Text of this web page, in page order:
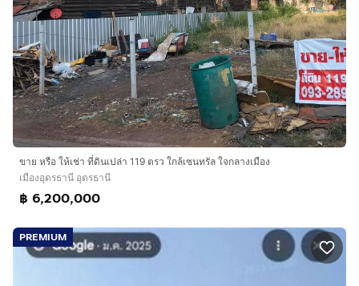
ขาย หรือ ให้เช่า ที่ดินเปล่า 119 ตรว ใกล้เซนทรัล ใจกลางเมือง
เมืองอุดรธานี อุดรธานี
฿ 6,200,000
PREMIUM